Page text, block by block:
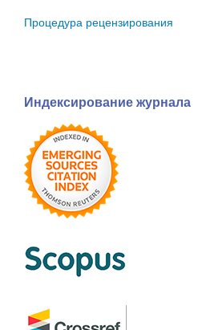
Процедура рецензирования
Индексирование журнала